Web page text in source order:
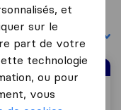
le Mieux Noté
et
sur le
part de votre
technologie
ou pour
vous